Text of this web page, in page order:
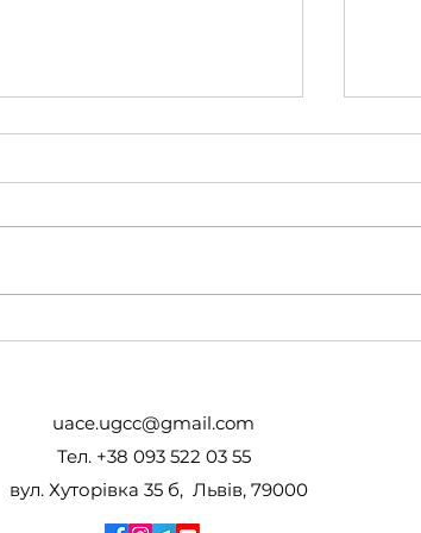
учасників освітнього
процесу» для освітніх
uace.ugcc@gmail.com
Тел. +38 093 522 03 55
вул. Хуторівка 35 б, Львів, 79000